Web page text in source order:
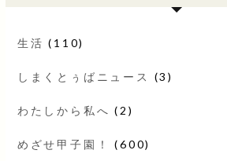
生活 (110)
しまくとぅばニュース (3)
わたしから私へ (2)
めざせ甲子園！ (600)